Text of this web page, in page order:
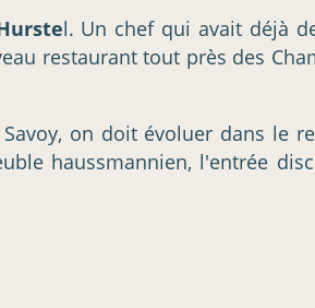
l. Un chef qui avait déjà
restaurant tout près des
on doit évoluer dans le
haussmannien, l'entrée